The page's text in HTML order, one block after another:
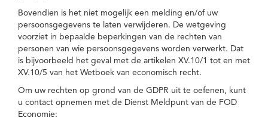
Bovendien is het niet mogelijk een melding en/of uw
persoonsgegevens te laten verwijderen. De wetgeving
voorziet in bepaalde beperkingen van de rechten van
personen van wie persoonsgegevens worden verwerkt. Dat
is bijvoorbeeld het geval met de artikelen XV.10/1 tot en met
XV.10/5 van het Wetboek van economisch recht.
Om uw rechten op grond van de GDPR uit te oefenen, kunt
u contact opnemen met de Dienst Meldpunt van de FOD
Economie: